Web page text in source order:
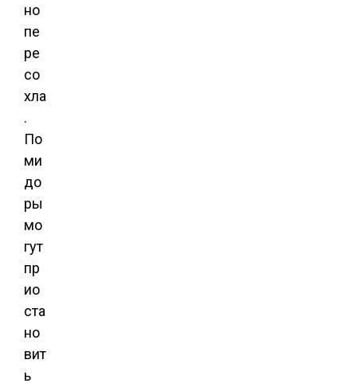
но
пе
ре
со
хла
.
По
ми
до
ры
мо
гут
пр
ио
ста
но
вит
ь